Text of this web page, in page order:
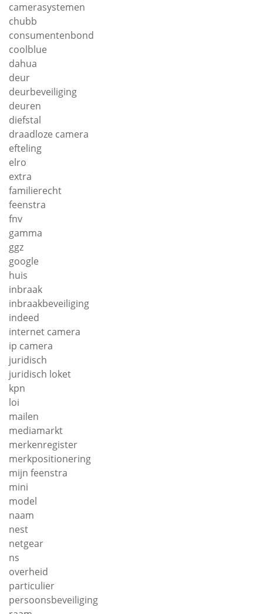
camerasystemen
chubb
consumentenbond
coolblue
dahua
deur
deurbeveiliging
deuren
diefstal
draadloze camera
efteling
elro
extra
familierecht
feenstra
fnv
gamma
ggz
google
huis
inbraak
inbraakbeveiliging
indeed
internet camera
ip camera
juridisch
juridisch loket
kpn
loi
mailen
mediamarkt
merkenregister
merkpositionering
mijn feenstra
mini
model
naam
nest
netgear
ns
overheid
particulier
persoonsbeveiliging